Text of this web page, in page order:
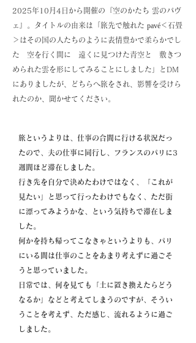
2025年10月4日から開催の『空のかたち 雲のパヴ
ェ』。タイトルの由来は「旅先で触れた pavé＜石畳
＞はその国の人たちのように表情豊かで柔らかでし
た 空を行く間に 遠くに見つけた青空と 敷きつ
められた雲を形にしてみることにしました」とDM
にありましたが、どちらへ旅をされ、影響を受けら
れたのか、聞かせてください。
旅というよりは、仕事の合間に行ける状況だっ
たので、夫の仕事に同行し、フランスのパリに3
週間ほど滞在しました。
行き先を自分で決めたわけではなく、「これが
見たい」と思って行ったわけでもなく、ただ街
に漂ってみようかな、という気持ちで滞在しま
した。
何かを持ち帰ってこなきゃというよりも、パリ
にいる間は仕事のことをあまり考えずに過ごそ
うと思っていました。
日常では、何を見ても「土に置き換えたらどう
なるか」などと考えてしまうのですが、そうい
うことを考えず、ただ感じ、流れるように過ご
しました。